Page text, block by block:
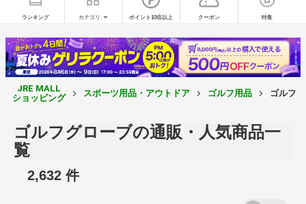
ランキング カテゴリ ポイント10倍以上 クーポン 特集
JRE MALL
ショッピング
スポーツ用品・アウトドア ゴルフ用品 ゴルフ
ゴルフグローブの通販・人気商品一
覧
2,632 件